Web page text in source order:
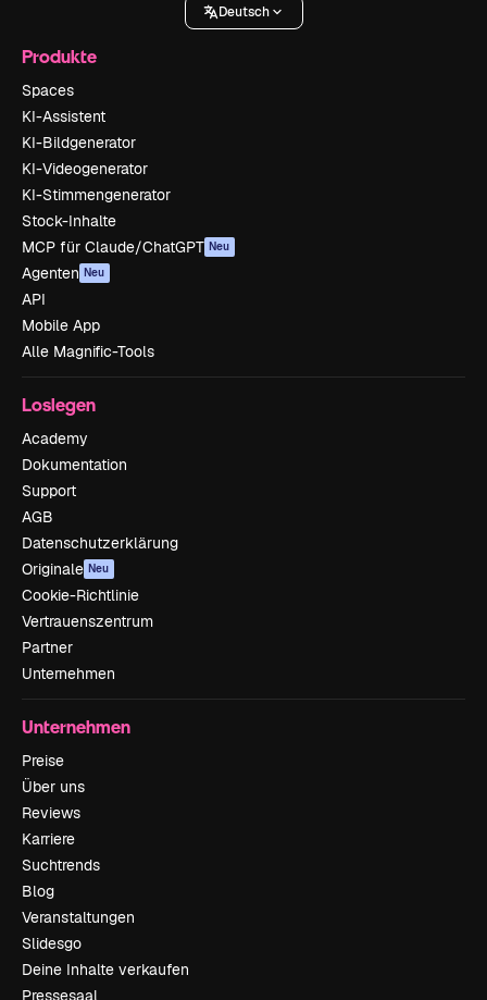
Deutsch
Produkte
Spaces
KI-Assistent
KI-Bildgenerator
KI-Videogenerator
KI-Stimmengenerator
Stock-Inhalte
MCP für Claude/ChatGPT Neu
Agenten Neu
API
Mobile App
Alle Magnific-Tools
Loslegen
Academy
Dokumentation
Support
AGB
Datenschutzerklärung
Originale Neu
Cookie-Richtlinie
Vertrauenszentrum
Partner
Unternehmen
Unternehmen
Preise
Über uns
Reviews
Karriere
Suchtrends
Blog
Veranstaltungen
Slidesgo
Deine Inhalte verkaufen
Pressesaal